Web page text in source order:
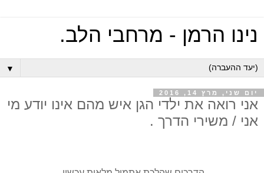
נינו הרמן - מרחבי הלב.
▼
יום שני, מרץ 14, 2016
אני רואה את ילדי הגן איש מהם אינו יודע מי
אני / משירי הדרך .